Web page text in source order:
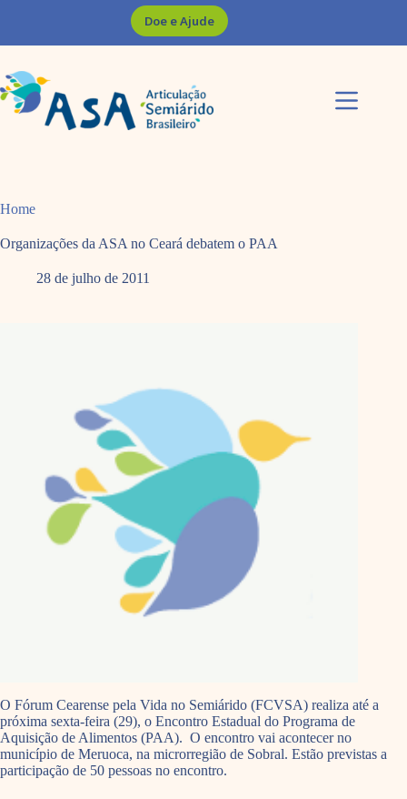
Doe e Ajude
Home
Organizações da ASA no Ceará debatem o PAA
28 de julho de 2011
O Fórum Cearense pela Vida no Semiárido (FCVSA) realiza até a
próxima sexta-feira (29), o Encontro Estadual do Programa de
Aquisição de Alimentos (PAA). O encontro vai acontecer no
município de Meruoca, na microrregião de Sobral. Estão previstas a
participação de 50 pessoas no encontro.